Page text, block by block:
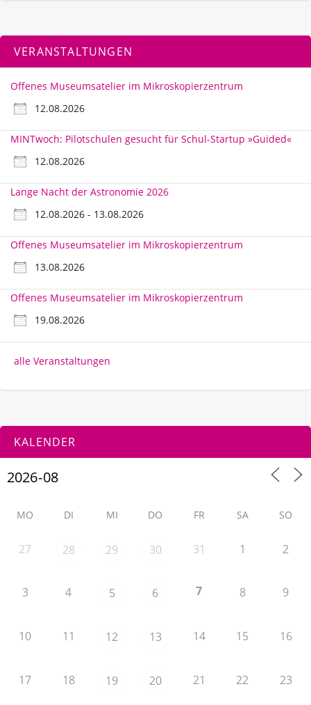
VERANSTALTUNGEN
Offenes Museumsatelier im Mikroskopierzentrum
12.08.2026
MINTwoch: Pilotschulen gesucht für Schul-Startup »Guided«
12.08.2026
Lange Nacht der Astronomie 2026
12.08.2026 - 13.08.2026
Offenes Museumsatelier im Mikroskopierzentrum
13.08.2026
Offenes Museumsatelier im Mikroskopierzentrum
19.08.2026
alle Veranstaltungen
KALENDER
MO DI MI DO FR SA SO
27 28 29 30 31 1 2
3 4 5 6 7 8 9
10 11 12 13 14 15 16
17 18 19 20 21 22 23